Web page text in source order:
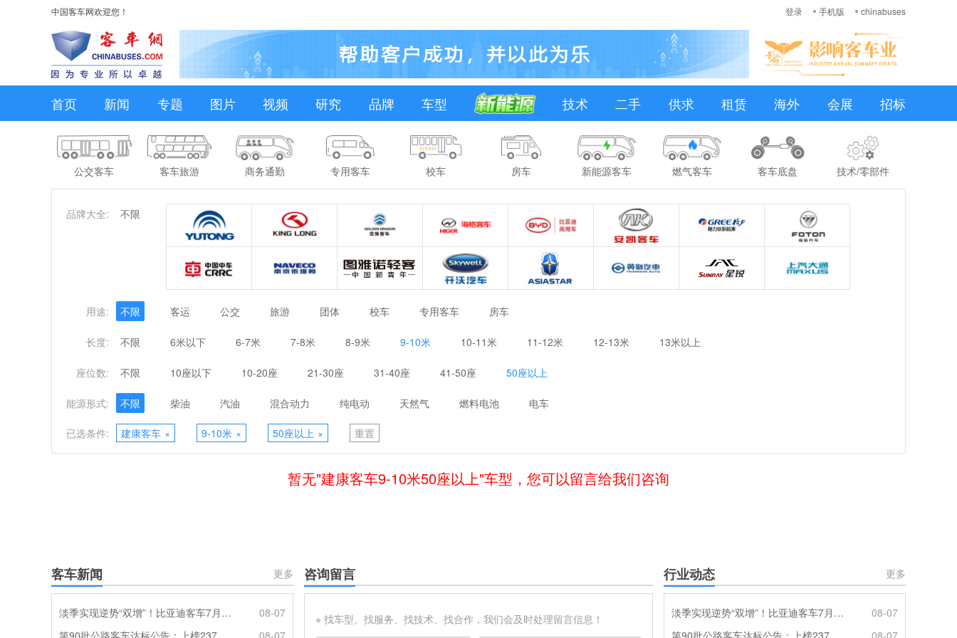
中国客车网欢迎您！ 登录 手机版 chinabuses
首页 新闻 专题 图片 视频 研究 品牌 车型 技术 二手 供求 租赁 海外 会展 招标
公交客车 客车旅游 商务通勤 专用客车 校车 房车 新能源客车 燃气客车 客车底盘 技术/零部件
品牌大全: 不限
用途: 不限 客运 公交 旅游 团体 校车 专用客车 房车
长度: 不限 6米以下 6-7米 7-8米 8-9米 9-10米 10-11米 11-12米 12-13米 13米以上
座位数: 不限 10座以下 10-20座 21-30座 31-40座 41-50座 50座以上
能源形式: 不限 柴油 汽油 混合动力 纯电动 天然气 燃料电池 电车
已选条件: 建康客车 × 9-10米 × 50座以上 × 重置
暂无"建康客车9-10米50座以上"车型，您可以留言给我们咨询
客车新闻 更多
淡季实现逆势“双增”！比亚迪客车7月热销620辆创新高
08-07
08-07
咨询留言
※ 找车型、找服务、找技术、找合作，我们会及时处理留言信息！
行业动态 更多
淡季实现逆势“双增”！比亚迪客车7月热销620辆创新高
08-07
08-07